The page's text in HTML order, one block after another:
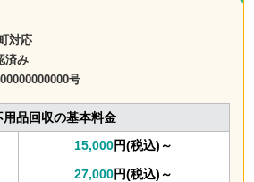
対応
済み
号
用品回収の基本料金
15,000円(税込)～
27,000円(税込)～